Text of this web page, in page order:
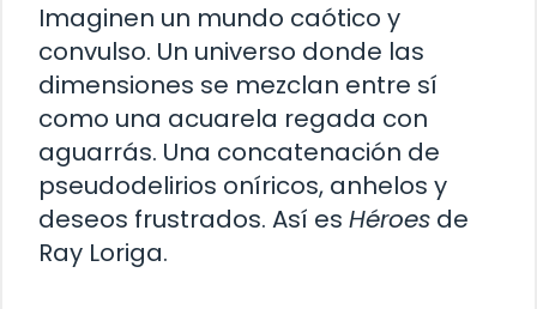
Imaginen un mundo caótico y
convulso. Un universo donde las
dimensiones se mezclan entre sí
como una acuarela regada con
aguarrás. Una concatenación de
pseudodelirios oníricos, anhelos y
deseos frustrados. Así es Héroes de
Ray Loriga.